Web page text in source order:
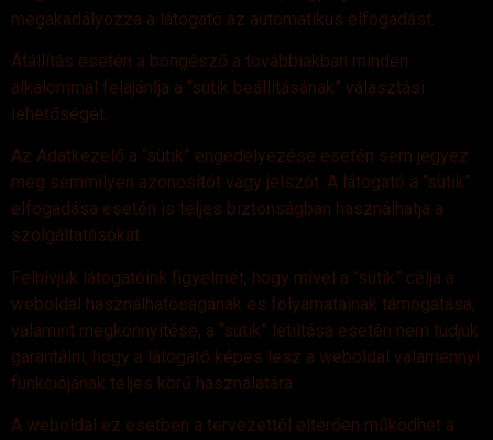
megakadályozza a látogató az automatikus elfogadást.
Átállítás esetén a böngésző a továbbiakban minden
alkalommal felajánlja a “sütik beállításának” választási
lehetőségét.
Az Adatkezelő a “sütik” engedélyezése esetén sem jegyez
meg semmilyen azonosítót vagy jelszót. A látogató a “sütik”
elfogadása esetén is teljes biztonságban használhatja a
szolgáltatásokat.
Felhívjuk látogatóink figyelmét, hogy mivel a “sütik” célja a
weboldal használhatóságának és folyamatainak támogatása,
valamint megkönnyítése, a “sütik” letiltása esetén nem tudjuk
garantálni, hogy a látogató képes lesz a weboldal valamennyi
funkciójának teljes körű használatára.
A weboldal ez esetben a tervezettől eltérően működhet a